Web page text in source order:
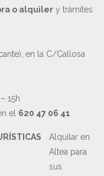
o alquiler y trámites
en la C/Callosa
15h
el 620 47 06 41
Alquilar en
Altea para
sus